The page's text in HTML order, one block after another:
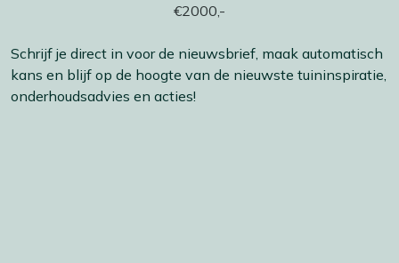
Schrijf je direct in voor de nieuwsbrief, maak automatisch
kans en blijf op de hoogte van de nieuwste tuininspiratie,
onderhoudsadvies en acties!